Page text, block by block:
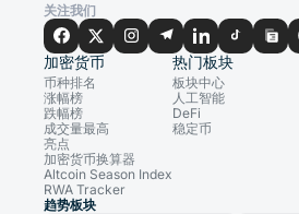
关注我们
加密货币
币种排名
涨幅榜
跌幅榜
成交量最高
亮点
加密货币换算器
Altcoin Season Index
RWA Tracker
热门板块
板块中心
人工智能
DeFi
稳定币
趋势板块